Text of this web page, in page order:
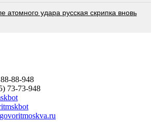
атомного удара русская скрипка вновь
88-948
73-73-948